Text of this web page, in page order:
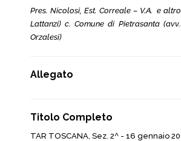
Pres. Nicolosi, Est. Correale – V.A. e
Lattanzi) c. Comune di Pietrasanta
Orzalesi)
Allegato
Titolo Completo
TAR TOSCANA, Sez. 2^ - 16 gennaio